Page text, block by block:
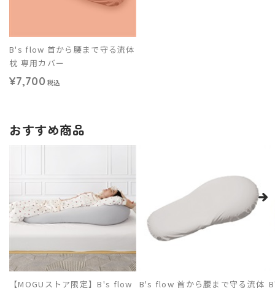
B's flow 首から腰まで守る流体
枕 専用カバー
¥7,700 税込
おすすめ商品
【MOGUストア限定】B's flow
B's flow 首から腰まで守る流体